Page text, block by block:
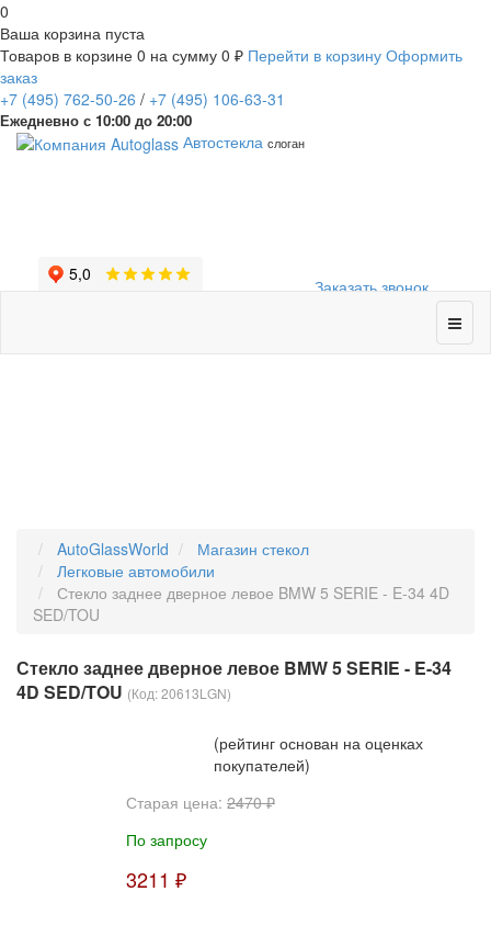
0
Ваша корзина пуста
Товаров в корзине 0 на сумму 0 ₽ Перейти в корзину Оформить
заказ
+7 (495) 762-50-26 / +7 (495) 106-63-31
Ежедневно с 10:00 до 20:00
Заказать звонок
Автостекла слоган
AutoGlassWorld
Магазин стекол
Легковые автомобили
Стекло заднее дверное левое BMW 5 SERIE - E-34 4D
SED/TOU
Стекло заднее дверное левое BMW 5 SERIE - E-34
4D SED/TOU (Код:20613LGN)
(рейтинг основан на оценках
покупателей)
Старая цена: 2470 ₽
По запросу
3211 ₽